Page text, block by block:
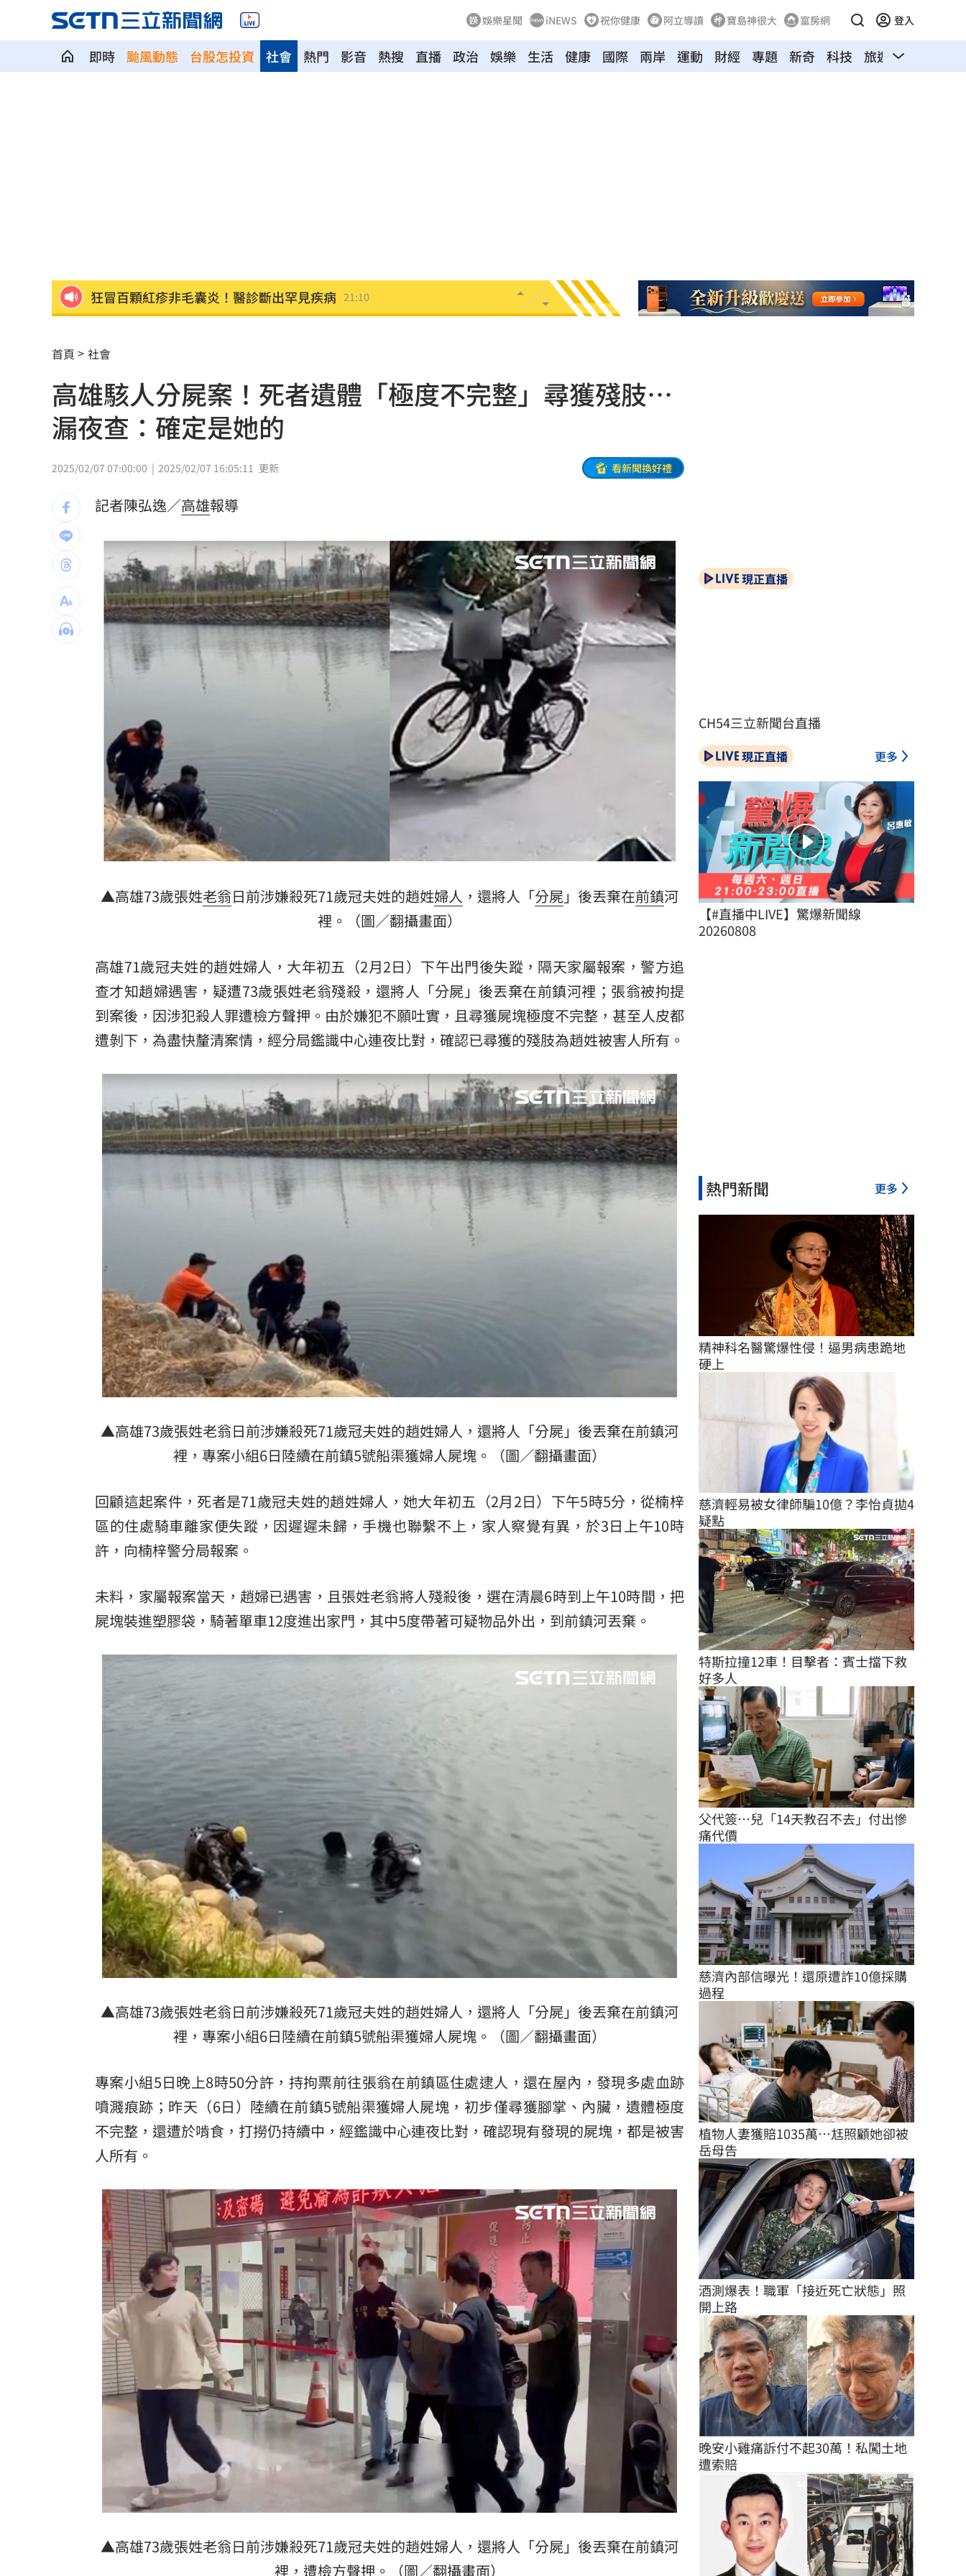
娛樂星聞 iNEWS 祝你健康 阿立導讀 寶島神很大 富房網 登入
即時 颱風動態 台股怎投資 熱門 影音 熱搜 直播 政治
社會 娛樂 生活 健康 國際 兩岸 運動 財經 專題 新奇 科技 旅遊 汽車
颱風還沒到！基隆爆海水倒灌 商家超哀怨 21:09
下週鬼門開12禁忌風水 家中2物易招好兄弟 20:57
Apink降臨高雄 她新歌曝光：唱不好別發
吃剉冰拉到脫水洗腎 醫揭1類人4大危機
一直放屁還大不出來！醫揭大腸癌3警訊
攪局父親節！中颱白海豚挾狂風暴雨炸雙北 20:30
泰國少年槍案 揭家庭、校園槍枝管理困境 20:20
獨／早療課彈7歲童額頭 家長控不當治療 20:11
AKIRA開唱藏彩蛋！兒子首度驚喜獻「聲」 20:06
台灣囡仔來了 馬蒔權開唱嗨喊：我是誰？ 20:05
驚傳駭客猛攻華爾街 多家受害者已吐贖金
公推孫散步遭撞亡 女慟:沒有爸爸的父親節
台灣彩券開獎直播中
LIVE三立+24小時直播
三立iNEWS新聞台線上直播
台彩父親節推新刮刮樂千萬頭獎超「爸」氣 12:00
8國球員齊聚高雄 Formosa 7s掀足球熱潮 10:00
理想混蛋號召粉絲跨海追星吃美食！ 18:15
首頁 社會
高雄駭人分屍案！死者遺體「極度不完整」尋獲殘肢…
漏夜查：確定是她的
2025/02/07 07:00:00 2025/02/07 16:05:11 更新 看新聞換好禮
記者陳弘逸／高雄報導
▲高雄73歲張姓老翁日前涉嫌殺死71歲冠夫姓的趙姓婦人 ，還將人「分屍 」後丟棄在前鎮河
裡。（圖／翻攝畫面）
高雄71歲冠夫姓的趙姓婦人，大年初五（2月2日）下午出門後失蹤，隔天家屬報案，警方追
查才知趙婦遇害，疑遭73歲張姓老翁殘殺，還將人「分屍」後丟棄在前鎮河裡；張翁被拘提
到案後，因涉犯殺人罪遭檢方聲押。由於嫌犯不願吐實，且尋獲屍塊極度不完整，甚至人皮都
遭剝下，為盡快釐清案情，經分局鑑識中心連夜比對，確認已尋獲的殘肢為趙姓被害人所有。
▲高雄73歲張姓老翁日前涉嫌殺死71歲冠夫姓的趙姓婦人，還將人「分屍」後丟棄在前鎮河
裡，專案小組6日陸續在前鎮5號船渠獲婦人屍塊。（圖／翻攝畫面）
回顧這起案件，死者是71歲冠夫姓的趙姓婦人，她大年初五（2月2日）下午5時5分，從楠梓
區的住處騎車離家便失蹤，因遲遲未歸，手機也聯繫不上，家人察覺有異，於3日上午10時
許，向楠梓警分局報案。
未料，家屬報案當天，趙婦已遇害，且張姓老翁將人殘殺後，選在清晨6時到上午10時間，把
屍塊裝進塑膠袋，騎著單車12度進出家門，其中5度帶著可疑物品外出，到前鎮河丟棄。
▲高雄73歲張姓老翁日前涉嫌殺死71歲冠夫姓的趙姓婦人，還將人「分屍」後丟棄在前鎮河
裡，專案小組6日陸續在前鎮5號船渠獲婦人屍塊。（圖／翻攝畫面）
專案小組5日晚上8時50分許，持拘票前往張翁在前鎮區住處逮人，還在屋內，發現多處血跡
噴濺痕跡；昨天（6日）陸續在前鎮5號船渠獲婦人屍塊，初步僅尋獲腳掌、內臟，遺體極度
不完整，還遭於啃食，打撈仍持續中，經鑑識中心連夜比對，確認現有發現的屍塊，都是被害
人所有。
▲高雄73歲張姓老翁日前涉嫌殺死71歲冠夫姓的趙姓婦人，還將人「分屍」後丟棄在前鎮河
裡，遭檢方聲押。（圖／翻攝畫面）
現正直播
CH54三立新聞台直播
現正直播 更多
【#直播中LIVE】驚爆新聞線
20260808
熱門新聞 更多
精神科名醫驚爆性侵！逼男病患跪地
硬上
慈濟輕易被女律師騙10億？李怡貞拋4
疑點
特斯拉撞12車！目擊者：賓士擋下救
好多人
父代簽…兒「14天教召不去」付出慘
痛代價
慈濟內部信曝光！還原遭詐10億採購
過程
植物人妻獲賠1035萬…尪照顧她卻被
岳母告
酒測爆表！職軍「接近死亡狀態」照
開上路
晚安小雞痛訴付不起30萬！私闖土地
遭索賠